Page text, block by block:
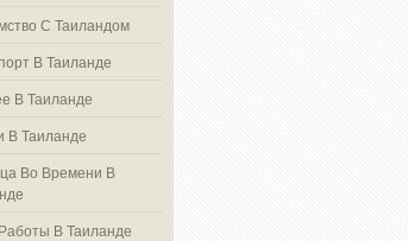
С Таиландом
В Таиланде
В Таиланде
В Таиланде
Во Времени В
В Таиланде